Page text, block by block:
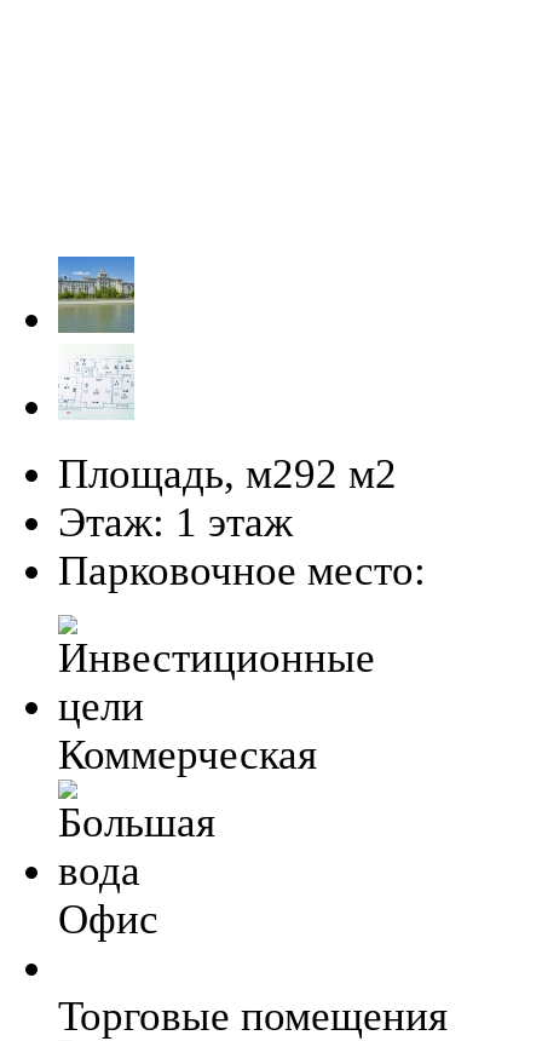
Площадь, м292 м2
Этаж: 1 этаж
Парковочное место:
Коммерческая
Офис
Торговые помещения